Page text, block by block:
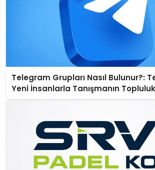
Telegram Grupları Nasıl Bulunur?:
Yeni İnsanlarla Tanışmanın